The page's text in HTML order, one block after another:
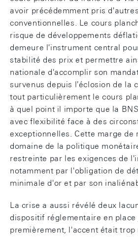
avoir précédemment pris
conventionnelles. Le cours
risque de développements
demeure l'instrument central
stabilité des prix et permettre
nationale d'accomplir son
survenus depuis l'éclosion de la
tout particulièrement le cours
à quel point il importe que la
avec flexibilité face à des
exceptionnelles. Cette marge de
domaine de la politique
restreinte par les exigences de
notamment par l'obligation de
minimale d'or et par son
La crise a aussi révélé deux
dispositif réglementaire en place
premièrement, l'accent était trop